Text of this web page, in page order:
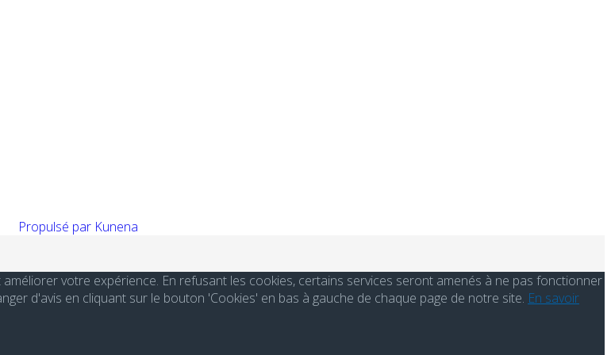
Propulsé par Kunena
votre expérience. En refusant les cookies, certains services seront amenés à ne pas fonctionner
d'avis en cliquant sur le bouton 'Cookies' en bas à gauche de chaque page de notre site. En savoir